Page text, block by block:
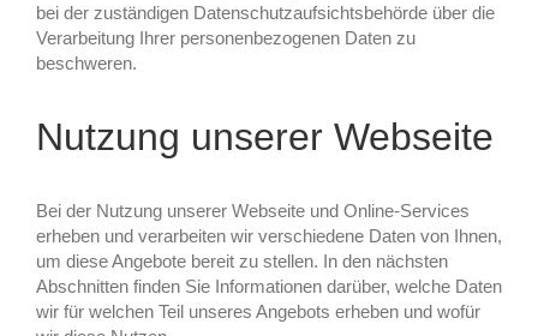
bei der zuständigen Datenschutzaufsichtsbehörde über die
Verarbeitung Ihrer personenbezogenen Daten zu
beschweren.
Nutzung unserer Webseite
Bei der Nutzung unserer Webseite und Online-Services
erheben und verarbeiten wir verschiedene Daten von Ihnen,
um diese Angebote bereit zu stellen. In den nächsten
Abschnitten finden Sie Informationen darüber, welche Daten
wir für welchen Teil unseres Angebots erheben und wofür